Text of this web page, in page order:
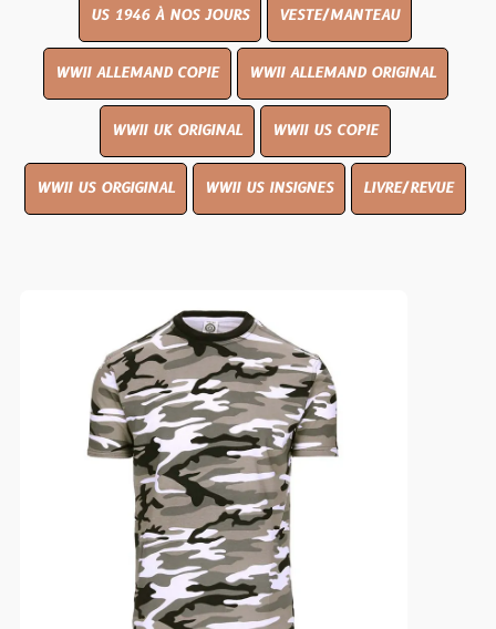
US 1946 À NOS JOURS VESTE/MANTEAU
WWII ALLEMAND COPIE WWII ALLEMAND ORIGINAL
WWII UK ORIGINAL WWII US COPIE
WWII US ORGIGINAL WWII US INSIGNES LIVRE/REVUE